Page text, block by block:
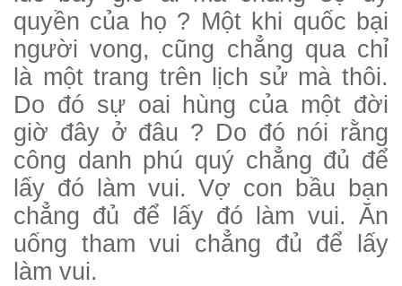
quyền của họ ? Một khi quốc bại
người vong, cũng chẳng qua chỉ
là một trang trên lịch sử mà thôi.
Do đó sự oai hùng của một đời
giờ đây ở đâu ? Do đó nói rằng
công danh phú quý chẳng đủ để
lấy đó làm vui. Vợ con bầu bạn
chẳng đủ để lấy đó làm vui. Ăn
uống tham vui chẳng đủ để lấy
làm vui.